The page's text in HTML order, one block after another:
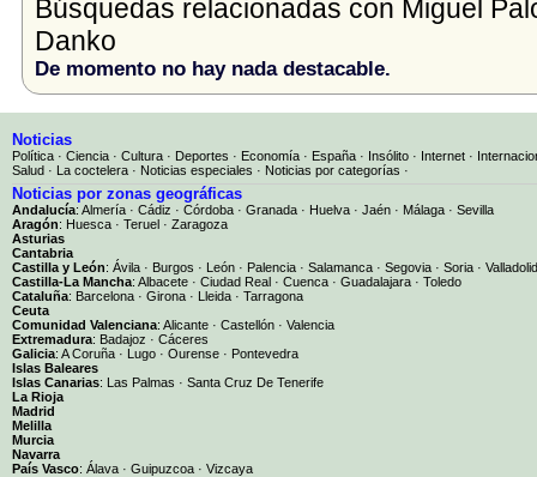
Búsquedas relacionadas con Miguel
Danko
De momento no hay nada destacable.
Noticias
Política · Ciencia · Cultura · Deportes · Economía · España · Insólito · Internet ·
Salud · La coctelera · Noticias especiales · Noticias por categorías ·
Noticias por zonas geográficas
Andalucía: Almería · Cádiz · Córdoba · Granada · Huelva · Jaén · Málaga · Sevilla
Aragón: Huesca · Teruel · Zaragoza
Asturias
Cantabria
Castilla y León: Ávila · Burgos · León · Palencia · Salamanca · Segovia · Soria · Valladolid
Castilla-La Mancha: Albacete · Ciudad Real · Cuenca · Guadalajara · Toledo
Cataluña: Barcelona · Girona · Lleida · Tarragona
Ceuta
Comunidad Valenciana: Alicante · Castellón · Valencia
Extremadura: Badajoz · Cáceres
Galicia: A Coruña · Lugo · Ourense · Pontevedra
Islas Baleares
Islas Canarias: Las Palmas · Santa Cruz De Tenerife
La Rioja
Madrid
Melilla
Murcia
Navarra
País Vasco: Álava · Guipuzcoa · Vizcaya